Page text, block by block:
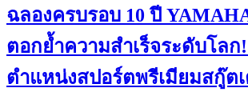
ฉลองครบรอบ 10 ปี
ตอกย้ำความสำเร็จระดับโลก
ตำแหน่งสปอร์ตพรีเมียมสกู๊ต